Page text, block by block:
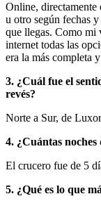
Online, directamente
u otro según fechas
que llegas. Como mi
internet todas las
era la más completa
3. ¿Cuál fue el
revés?
Norte a Sur, de
4. ¿Cuántas
El crucero fue de 5
5. ¿Qué es lo que